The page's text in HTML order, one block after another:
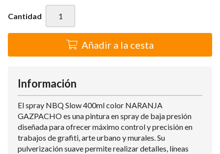
Cantidad
Añadir a la cesta
Información
El spray NBQ Slow 400ml color NARANJA
GAZPACHO es una pintura en spray de baja presión
diseñada para ofrecer máximo control y precisión en
trabajos de grafiti, arte urbano y murales. Su
pulverización suave permite realizar detalles, líneas